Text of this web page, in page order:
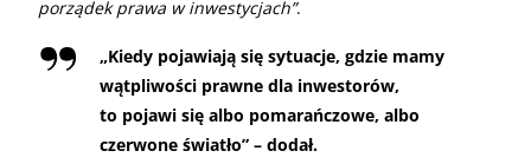
porządek prawa w inwestycjach”.
„Kiedy pojawiają się sytuacje, gdzie mamy
wątpliwości prawne dla inwestorów,
to pojawi się albo pomarańczowe, albo
czerwone światło” – dodał.